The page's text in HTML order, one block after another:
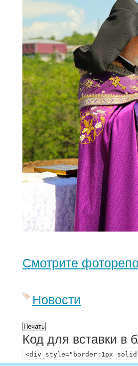
Смотрите
Новости
Код для вставки в